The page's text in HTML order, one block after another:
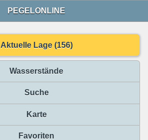
PEGELONLINE
Aktuelle Lage (156)
Wasserstände
Suche
Karte
Favoriten